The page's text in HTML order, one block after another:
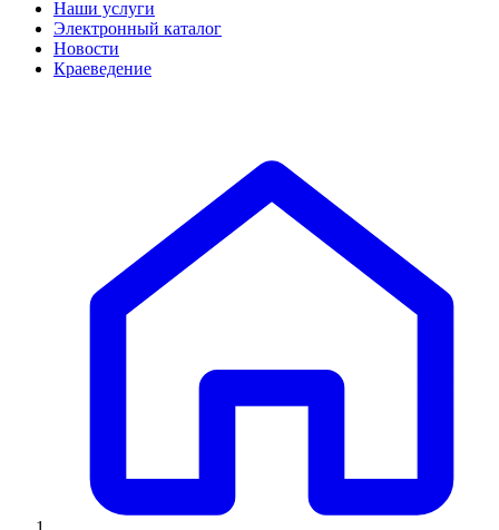
Наши услуги
Электронный каталог
Новости
Краеведение